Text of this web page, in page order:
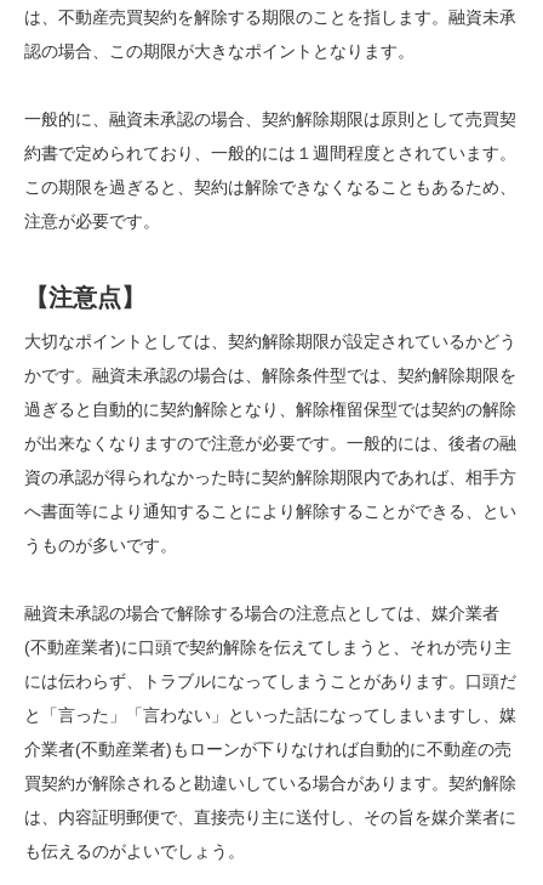
は、不動産売買契約を解除する期限のことを指します。融資未承
認の場合、この期限が大きなポイントとなります。
一般的に、融資未承認の場合、契約解除期限は原則として売買契
約書で定められており、一般的には１週間程度とされています。
この期限を過ぎると、契約は解除できなくなることもあるため、
注意が必要です。
【注意点】
大切なポイントとしては、契約解除期限が設定されているかどう
かです。融資未承認の場合は、解除条件型では、契約解除期限を
過ぎると自動的に契約解除となり、解除権留保型では契約の解除
が出来なくなりますので注意が必要です。一般的には、後者の融
資の承認が得られなかった時に契約解除期限内であれば、相手方
へ書面等により通知することにより解除することができる、とい
うものが多いです。
融資未承認の場合で解除する場合の注意点としては、媒介業者
(不動産業者)に口頭で契約解除を伝えてしまうと、それが売り主
には伝わらず、トラブルになってしまうことがあります。口頭だ
と「言った」「言わない」といった話になってしまいますし、媒
介業者(不動産業者)もローンが下りなければ自動的に不動産の売
買契約が解除されると勘違いしている場合があります。契約解除
は、内容証明郵便で、直接売り主に送付し、その旨を媒介業者に
も伝えるのがよいでしょう。